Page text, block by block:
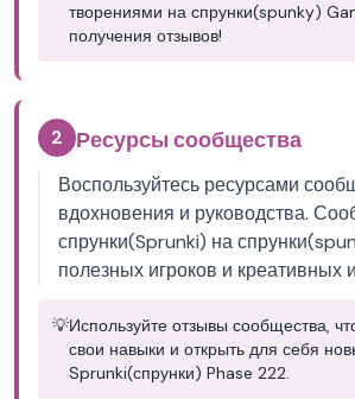
творениями на спрунки(spunky)
получения отзывов!
2 Ресурсы сообщества
Воспользуйтесь ресурсами
вдохновения и руководства.
спрунки(Sprunki) на
полезных игроков и креативных
💡Используйте отзывы сообщества,
свои навыки и открыть для себя
Sprunki(спрунки) Phase 222.